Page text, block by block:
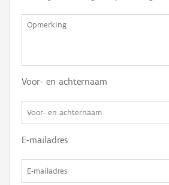
Voor- en achternaam
E-mailadres